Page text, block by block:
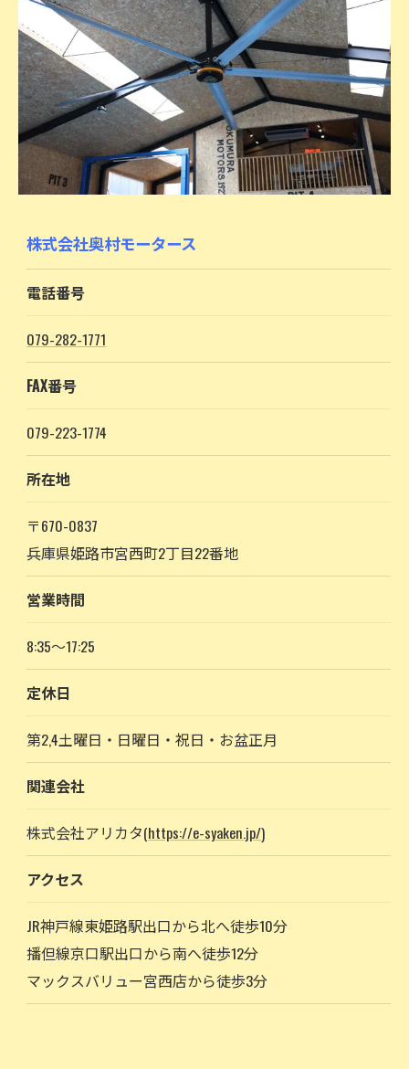
株式会社奥村モータース
電話番号
079-282-1771
FAX番号
079-223-1774
所在地
〒670-0837
兵庫県姫路市宮西町2丁目22番地
営業時間
8:35～17:25
定休日
第2,4土曜日・日曜日・祝日・お盆正月
関連会社
株式会社アリカタ(https://e-syaken.jp/)
アクセス
JR神戸線東姫路駅出口から北へ徒歩10分
播但線京口駅出口から南へ徒歩12分
マックスバリュー宮西店から徒歩3分